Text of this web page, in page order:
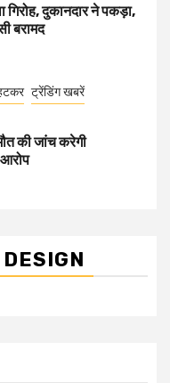
दुकानदार ने पकड़ा,
बरामद
ट्रेंडिंग खबरें
की जांच करेगी
आरोप